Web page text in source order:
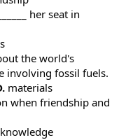
her seat in
the world's
involving fossil fuels.
materials
when friendship and
knowledge